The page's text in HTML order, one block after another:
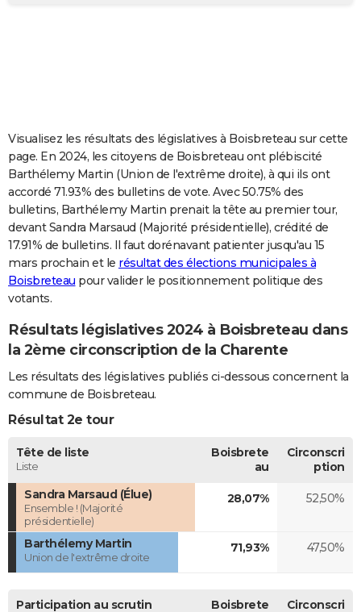
Carte de Noël
Carte Bonne année
Carte Saint-Valentin
Carte Pâques
Carte d'anniversaire
DICTIONNAIRE
Dictionnaire
Biographies
Citations
Expressions
Proverbes
PROGRAMME TV
COPAINS D'AVANT
S'inscrire
Se connecter
Lycées
Collèges
Primaires
Universités
Entreprises
Service militaire
Avis de recherche
AVIS DE DÉCÈS
FORUM
Visualisez les résultats des législatives à Boisbreteau sur cette
page. En 2024, les citoyens de Boisbreteau ont plébiscité
Barthélemy Martin (Union de l'extrême droite), à qui ils ont
accordé 71.93% des bulletins de vote. Avec 50.75% des
bulletins, Barthélemy Martin prenait la tête au premier tour,
devant Sandra Marsaud (Majorité présidentielle), crédité de
17.91% de bulletins. Il faut dorénavant patienter jusqu'au 15
mars prochain et le résultat des élections municipales à
Boisbreteau pour valider le positionnement politique des
votants.
Résultats législatives 2024 à Boisbreteau dans
la 2ème circonscription de la Charente
Les résultats des législatives publiés ci-dessous concernent la
commune de Boisbreteau.
Résultat 2e tour
Tête de liste
Liste
Boisbrete
au
Circonscri
ption
Sandra Marsaud (Élue)
Ensemble ! (Majorité
présidentielle)
28,07% 52,50%
Barthélemy Martin
Union de l'extrême droite
71,93% 47,50%
Participation au scrutin
Boisbrete
Circonscri